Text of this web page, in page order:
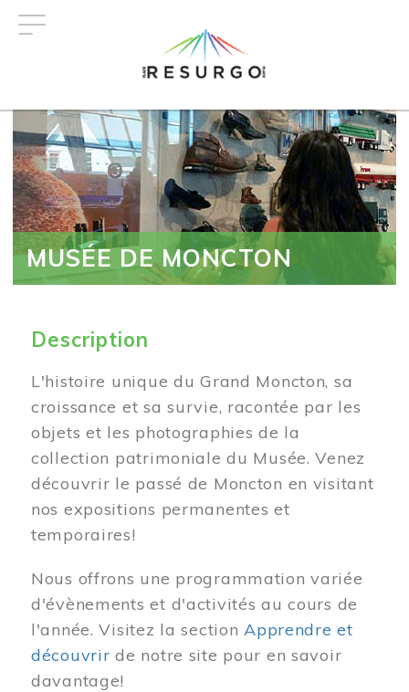
MUSÉE DE MONCTON
Description
L'histoire unique du Grand Moncton, sa
croissance et sa survie, racontée par les
objets et les photographies de la
collection patrimoniale du Musée. Venez
découvrir le passé de Moncton en visitant
nos expositions permanentes et
temporaires!
Nous offrons une programmation variée
d'évènements et d'activités au cours de
l'année. Visitez la sectionApprendre et
découvrir de notre site pour en savoir
davantage!